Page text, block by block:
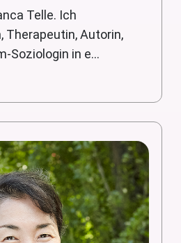
Telle. Ich
Therapeutin, Autorin,
Soziologin in e...